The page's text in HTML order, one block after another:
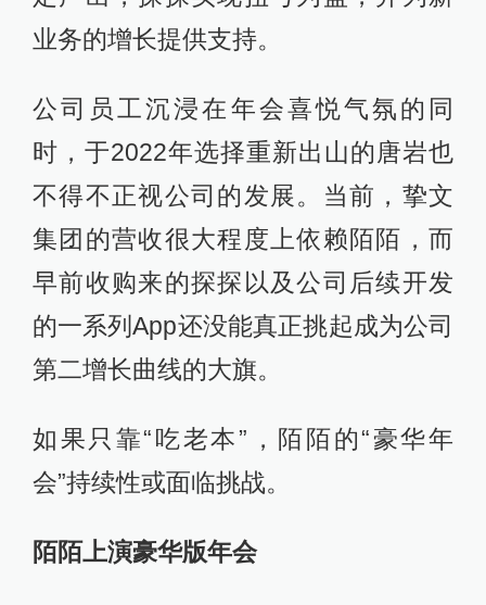
业务的增长提供支持。
公司员工沉浸在年会喜悦气氛的同
时，于2022年选择重新出山的唐岩也
不得不正视公司的发展。当前，挚文
集团的营收很大程度上依赖陌陌，而
早前收购来的探探以及公司后续开发
的一系列App还没能真正挑起成为公司
第二增长曲线的大旗。
如果只靠“吃老本”，陌陌的“豪华年
会”持续性或面临挑战。
陌陌上演豪华版年会